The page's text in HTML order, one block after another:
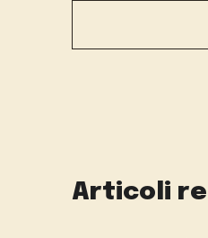
Articoli